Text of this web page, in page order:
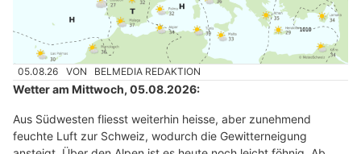
05.08.26 VON BELMEDIA REDAKTION
Wetter am Mittwoch, 05.08.2026:
Aus Südwesten fliesst weiterhin heisse, aber zunehmend
feuchte Luft zur Schweiz, wodurch die Gewitterneigung